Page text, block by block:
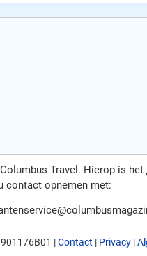
Travel. Hierop is het
contact opnemen met:
|Contact | Privacy |